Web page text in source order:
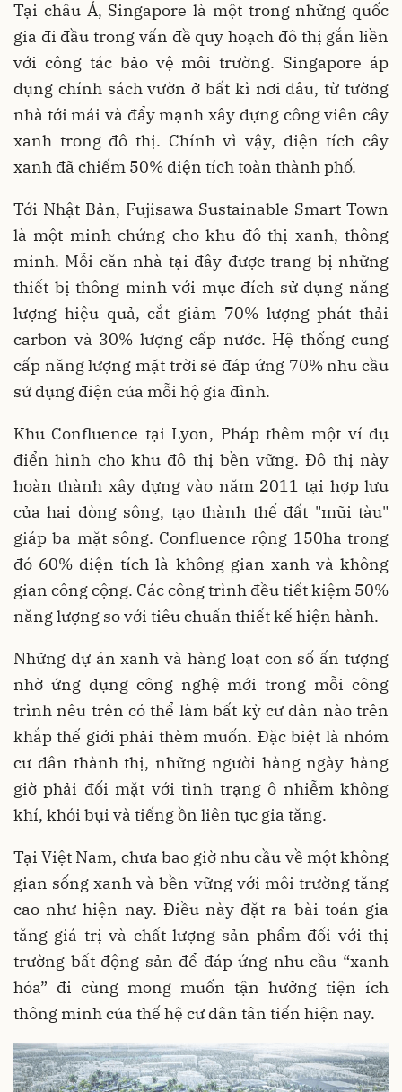
Tại châu Á, Singapore là một trong những quốc
gia đi đầu trong vấn đề quy hoạch đô thị gắn liền
với công tác bảo vệ môi trường. Singapore áp
dụng chính sách vườn ở bất kì nơi đâu, từ tường
nhà tới mái và đẩy mạnh xây dựng công viên cây
xanh trong đô thị. Chính vì vậy, diện tích cây
xanh đã chiếm 50% diện tích toàn thành phố.
Tới Nhật Bản, Fujisawa Sustainable Smart Town
là một minh chứng cho khu đô thị xanh, thông
minh. Mỗi căn nhà tại đây được trang bị những
thiết bị thông minh với mục đích sử dụng năng
lượng hiệu quả, cắt giảm 70% lượng phát thải
carbon và 30% lượng cấp nước. Hệ thống cung
cấp năng lượng mặt trời sẽ đáp ứng 70% nhu cầu
sử dụng điện của mỗi hộ gia đình.
Khu Confluence tại Lyon, Pháp thêm một ví dụ
điển hình cho khu đô thị bền vững. Đô thị này
hoàn thành xây dựng vào năm 2011 tại hợp lưu
của hai dòng sông, tạo thành thế đất "mũi tàu"
giáp ba mặt sông. Confluence rộng 150ha trong
đó 60% diện tích là không gian xanh và không
gian công cộng. Các công trình đều tiết kiệm 50%
năng lượng so với tiêu chuẩn thiết kế hiện hành.
Những dự án xanh và hàng loạt con số ấn tượng
nhờ ứng dụng công nghệ mới trong mỗi công
trình nêu trên có thể làm bất kỳ cư dân nào trên
khắp thế giới phải thèm muốn. Đặc biệt là nhóm
cư dân thành thị, những người hàng ngày hàng
giờ phải đối mặt với tình trạng ô nhiễm không
khí, khói bụi và tiếng ồn liên tục gia tăng.
Tại Việt Nam, chưa bao giờ nhu cầu về một không
gian sống xanh và bền vững với môi trường tăng
cao như hiện nay. Điều này đặt ra bài toán gia
tăng giá trị và chất lượng sản phẩm đối với thị
trường bất động sản để đáp ứng nhu cầu “xanh
hóa” đi cùng mong muốn tận hưởng tiện ích
thông minh của thế hệ cư dân tân tiến hiện nay.